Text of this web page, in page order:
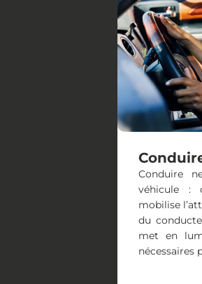
Conduire
véhicule :
mobilise
du
met en
nécessaires